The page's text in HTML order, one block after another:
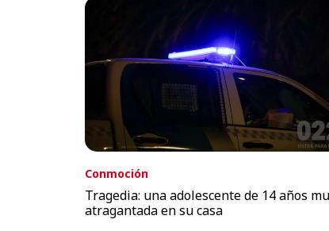
Conmoción
Tragedia: una adolescente de 14 años
atragantada en su casa